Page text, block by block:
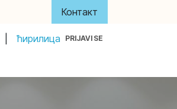
Контакт
ћирилица PRIJAVI SE